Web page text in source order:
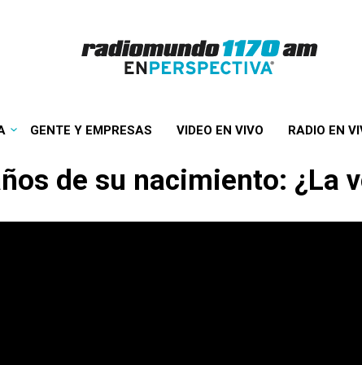
GENTE Y EMPRESAS VIDEO EN VIVO RADIO EN
de su nacimiento: ¿La